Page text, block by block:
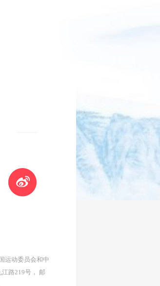
运动委员会和中
路219号， 邮